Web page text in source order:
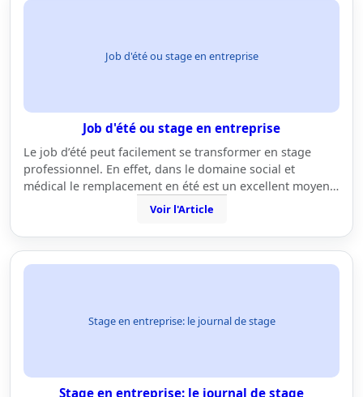
Job d'été ou stage en entreprise
Job d'été ou stage en entreprise
Le job d’été peut facilement se transformer en stage
professionnel. En effet, dans le domaine social et
médical le remplacement en été est un excellent moyen…
Voir l'Article
Stage en entreprise: le journal de stage
Stage en entreprise: le journal de stage